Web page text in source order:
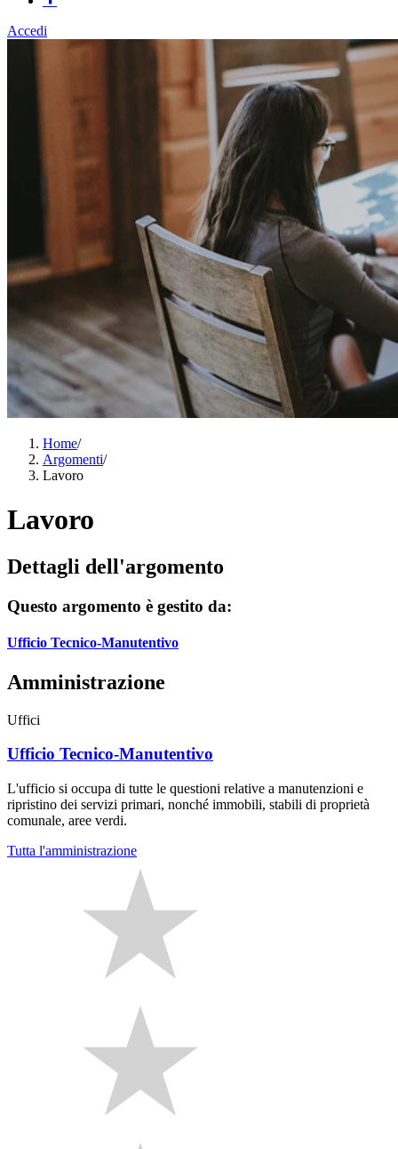
Accedi
Home/
Argomenti/
Lavoro
Lavoro
Dettagli dell'argomento
Questo argomento è gestito da:
Ufficio Tecnico-Manutentivo
Amministrazione
Uffici
Ufficio Tecnico-Manutentivo
L'ufficio si occupa di tutte le questioni relative a manutenzioni e
ripristino dei servizi primari, nonché immobili, stabili di proprietà
comunale, aree verdi.
Tutta l'amministrazione